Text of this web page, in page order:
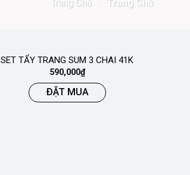
Trang Chủ Trang Chủ
SET TẨY TRANG SUM 3 CHAI 41K
590,000₫
ĐẶT MUA